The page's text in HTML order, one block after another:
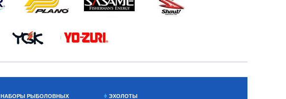
НАБОРЫ РЫБОЛОВНЫХ ЭХОЛОТЫ